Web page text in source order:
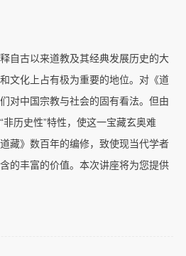
自古以来道教及其经典发展历史的大
文化上占有极为重要的地位。对《道
对中国宗教与社会的固有看法。但由
历史性”特性，使这一宝藏玄奥难
藏》数百年的编修，致使现当代学者
的丰富的价值。本次讲座将为您提供